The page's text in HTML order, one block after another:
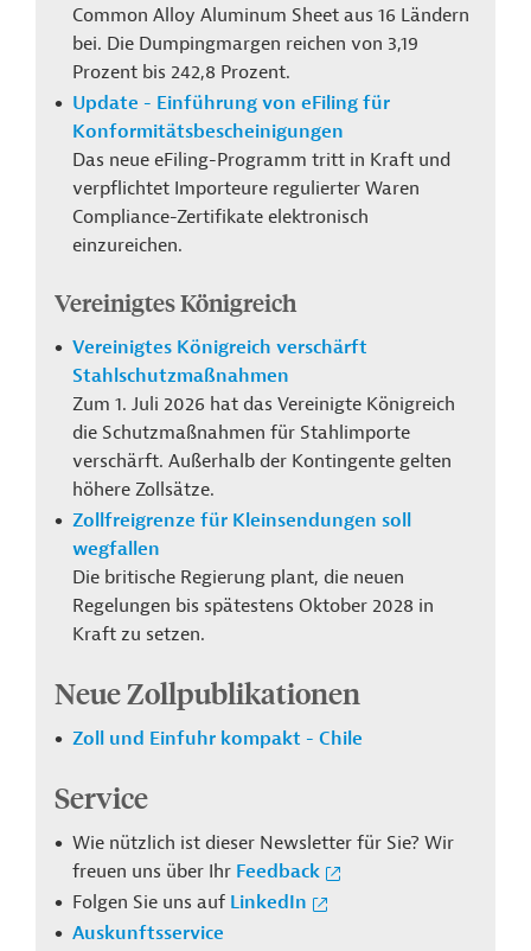
Common Alloy Aluminum Sheet aus 16 Ländern
bei. Die Dumpingmargen reichen von 3,19
Prozent bis 242,8 Prozent.
Update - Einführung von eFiling für
Konformitätsbescheinigungen
Das neue eFiling-Programm tritt in Kraft und
verpflichtet Importeure regulierter Waren
Compliance-Zertifikate elektronisch
einzureichen.
Vereinigtes Königreich
Vereinigtes Königreich verschärft
Stahlschutzmaßnahmen
Zum 1. Juli 2026 hat das Vereinigte Königreich
die Schutzmaßnahmen für Stahlimporte
verschärft. Außerhalb der Kontingente gelten
höhere Zollsätze.
Zollfreigrenze für Kleinsendungen soll
wegfallen
Die britische Regierung plant, die neuen
Regelungen bis spätestens Oktober 2028 in
Kraft zu setzen.
Neue Zollpublikationen
Zoll und Einfuhr kompakt - Chile
Service
Wie nützlich ist dieser Newsletter für Sie? Wir
freuen uns über Ihr Feedback
Folgen Sie uns auf LinkedIn
Auskunftsservice